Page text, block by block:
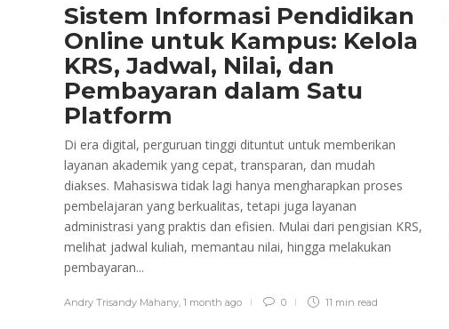
Sistem Informasi Pendidikan
Online untuk Kampus: Kelola
KRS, Jadwal, Nilai, dan
Pembayaran dalam Satu
Platform
Di era digital, perguruan tinggi dituntut untuk memberikan
layanan akademik yang cepat, transparan, dan mudah
diakses. Mahasiswa tidak lagi hanya mengharapkan proses
pembelajaran yang berkualitas, tetapi juga layanan
administrasi yang praktis dan efisien. Mulai dari pengisian KRS,
melihat jadwal kuliah, memantau nilai, hingga melakukan
pembayaran...
Andry Trisandy Mahany 1 month ago 0 11 min read